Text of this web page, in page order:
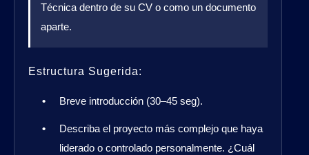
Técnica dentro de su CV o como un documento
aparte.
Estructura Sugerida:
Breve introducción (30–45 seg).
Describa el proyecto más complejo que haya
liderado o controlado personalmente. ¿Cuál